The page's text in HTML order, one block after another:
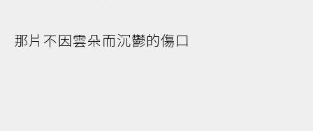
那片不因雲朵而沉鬱的傷口